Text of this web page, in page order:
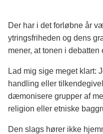
Der har i det forløbne år
ytringsfriheden og dens
mener, at tonen i debatten
Lad mig sige meget klart:
handling eller
dæmonisere grupper af
religion eller etniske
Den slags hører ikke